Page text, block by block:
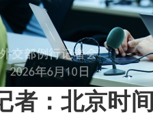
者：北京时